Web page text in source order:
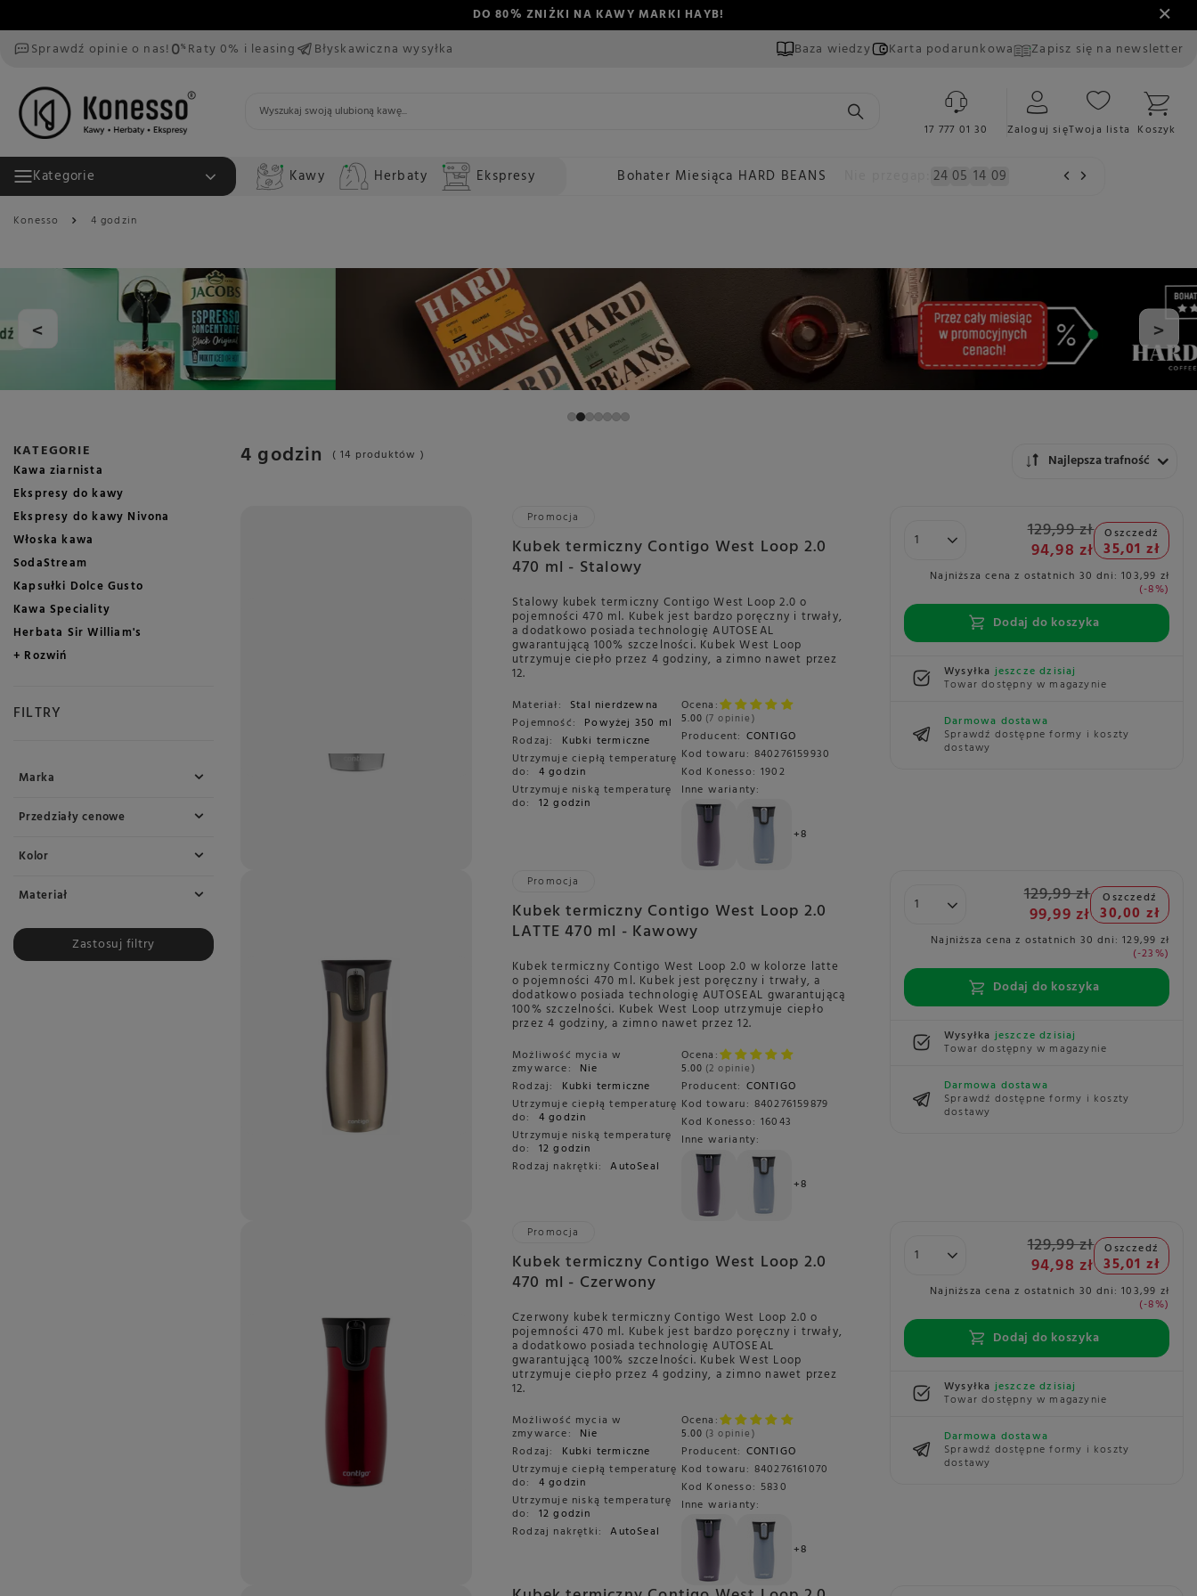
DO 80% ZNIŻKI NA KAWY MARKI HAYB!
Sprawdź opinie o nas!
Raty 0% i leasing Błyskawiczna wysyłka Baza wiedzy Karta podarunkowa Zapisz się na newsletter
17 777 01 30 Zaloguj sięTwoja lista Koszyk
Kategorie Kawy Herbaty Ekspresy Bohater Miesiąca HARD BEANS 24 05 14 08
Konesso 4 godzin
< >
KATEGORIE
Kawa ziarnista
Ekspresy do kawy
Ekspresy do kawy Nivona
Włoska kawa
SodaStream
Kapsułki Dolce Gusto
Kawa Speciality
Herbata Sir William's
+ Rozwiń
FILTRY
Marka
Przedziały cenowe
Kolor
Materiał
Zastosuj filtry
4 godzin ( 14 produktów ) Zmień sortowanie
Najlepsza trafność
Promocja
Kubek termiczny Contigo West Loop 2.0
470 ml - Stalowy
Stalowy kubek termiczny Contigo West Loop 2.0 o
pojemności 470 ml. Kubek jest bardzo poręczny i trwały,
a dodatkowo posiada technologię AUTOSEAL
gwarantującą 100% szczelności. Kubek West Loop
utrzymuje ciepło przez 4 godziny, a zimno nawet przez
12.
Materiał: Stal nierdzewna
Pojemność: Powyżej 350 ml
Rodzaj:
Kubki termiczne
Utrzymuje ciepłą temperaturę
do: 4 godzin
Utrzymuje niską temperaturę
do: 12 godzin
Ocena:
5.00 7 opinie
Producent: CONTIGO
Kod towaru: 840276159930
Kod Konesso: 1902
Inne warianty:
+8
129,99 zł
94,98 zł
Oszczedź
35,01 zł
Najniższa cena z ostatnich 30 dni:103,99 zł
-8%
Dodaj do koszyka
Wysyłkajeszcze dzisiaj
Towar dostępny w magazynie
Darmowa dostawa
Sprawdź dostępne formy i koszty
dostawy
Promocja
Kubek termiczny Contigo West Loop 2.0
LATTE 470 ml - Kawowy
Kubek termiczny Contigo West Loop 2.0 w kolorze latte
o pojemności 470 ml. Kubek jest poręczny i trwały, a
dodatkowo posiada technologię AUTOSEAL gwarantującą
100% szczelności. Kubek West Loop utrzymuje ciepło
przez 4 godziny, a zimno nawet przez 12.
Możliwość mycia w
zmywarce: Nie
Rodzaj:
Kubki termiczne
Utrzymuje ciepłą temperaturę
do: 4 godzin
Utrzymuje niską temperaturę
do: 12 godzin
Rodzaj nakrętki: AutoSeal
Ocena:
5.00 2 opinie
Producent: CONTIGO
Kod towaru: 840276159879
Kod Konesso: 16043
Inne warianty:
+8
129,99 zł
99,99 zł
Oszczedź
30,00 zł
Najniższa cena z ostatnich 30 dni:129,99 zł
-23%
Dodaj do koszyka
Wysyłkajeszcze dzisiaj
Towar dostępny w magazynie
Darmowa dostawa
Sprawdź dostępne formy i koszty
dostawy
Promocja
Kubek termiczny Contigo West Loop 2.0
470 ml - Czerwony
Czerwony kubek termiczny Contigo West Loop 2.0 o
pojemności 470 ml. Kubek jest bardzo poręczny i trwały,
a dodatkowo posiada technologię AUTOSEAL
gwarantującą 100% szczelności. Kubek West Loop
utrzymuje ciepło przez 4 godziny, a zimno nawet przez
12.
Możliwość mycia w
zmywarce: Nie
Rodzaj:
Kubki termiczne
Utrzymuje ciepłą temperaturę
do: 4 godzin
Utrzymuje niską temperaturę
do: 12 godzin
Rodzaj nakrętki: AutoSeal
Ocena:
5.00 3 opinie
Producent: CONTIGO
Kod towaru: 840276161070
Kod Konesso: 5830
Inne warianty:
+8
129,99 zł
94,98 zł
Oszczedź
35,01 zł
Najniższa cena z ostatnich 30 dni:103,99 zł
-8%
Dodaj do koszyka
Wysyłkajeszcze dzisiaj
Towar dostępny w magazynie
Darmowa dostawa
Sprawdź dostępne formy i koszty
dostawy